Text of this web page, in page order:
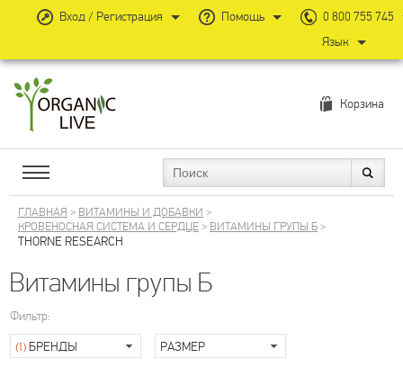
Корзина
ГЛАВНАЯ > ВИТАМИНЫ И ДОБАВКИ >
КРОВЕНОСНАЯ СИСТЕМА И СЕРДЦЕ> ВИТАМИНЫ ГРУПЫ Б>
THORNE RESEARCH
Витамины групы Б
Фильтр:
(1) БРЕНДЫ РАЗМЕР
Вход / Регистрация Помощь
0 800 755 745
Язык